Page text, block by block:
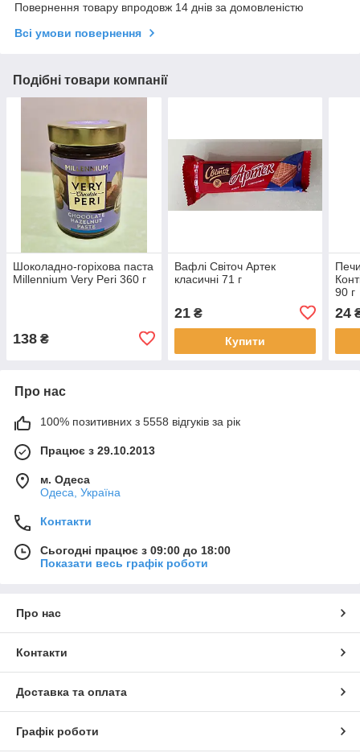
Повернення товару впродовж 14 днів за домовленістю
Всі умови повернення
Подібні товари компанії
Шоколадно-горіхова паста
Millennium Very Peri 360 г
138 ₴
Вафлі Світоч Артек
класичні 71 г
21₴
Купити
90 г
24
Про нас
100% позитивних з 5558 відгуків за рік
Працює з 29.10.2013
м. Одеса
Одеса, Україна
Контакти
Сьогодні працює з 09:00 до 18:00
Показати весь графік роботи
Про нас
Контакти
Доставка та оплата
Графік роботи